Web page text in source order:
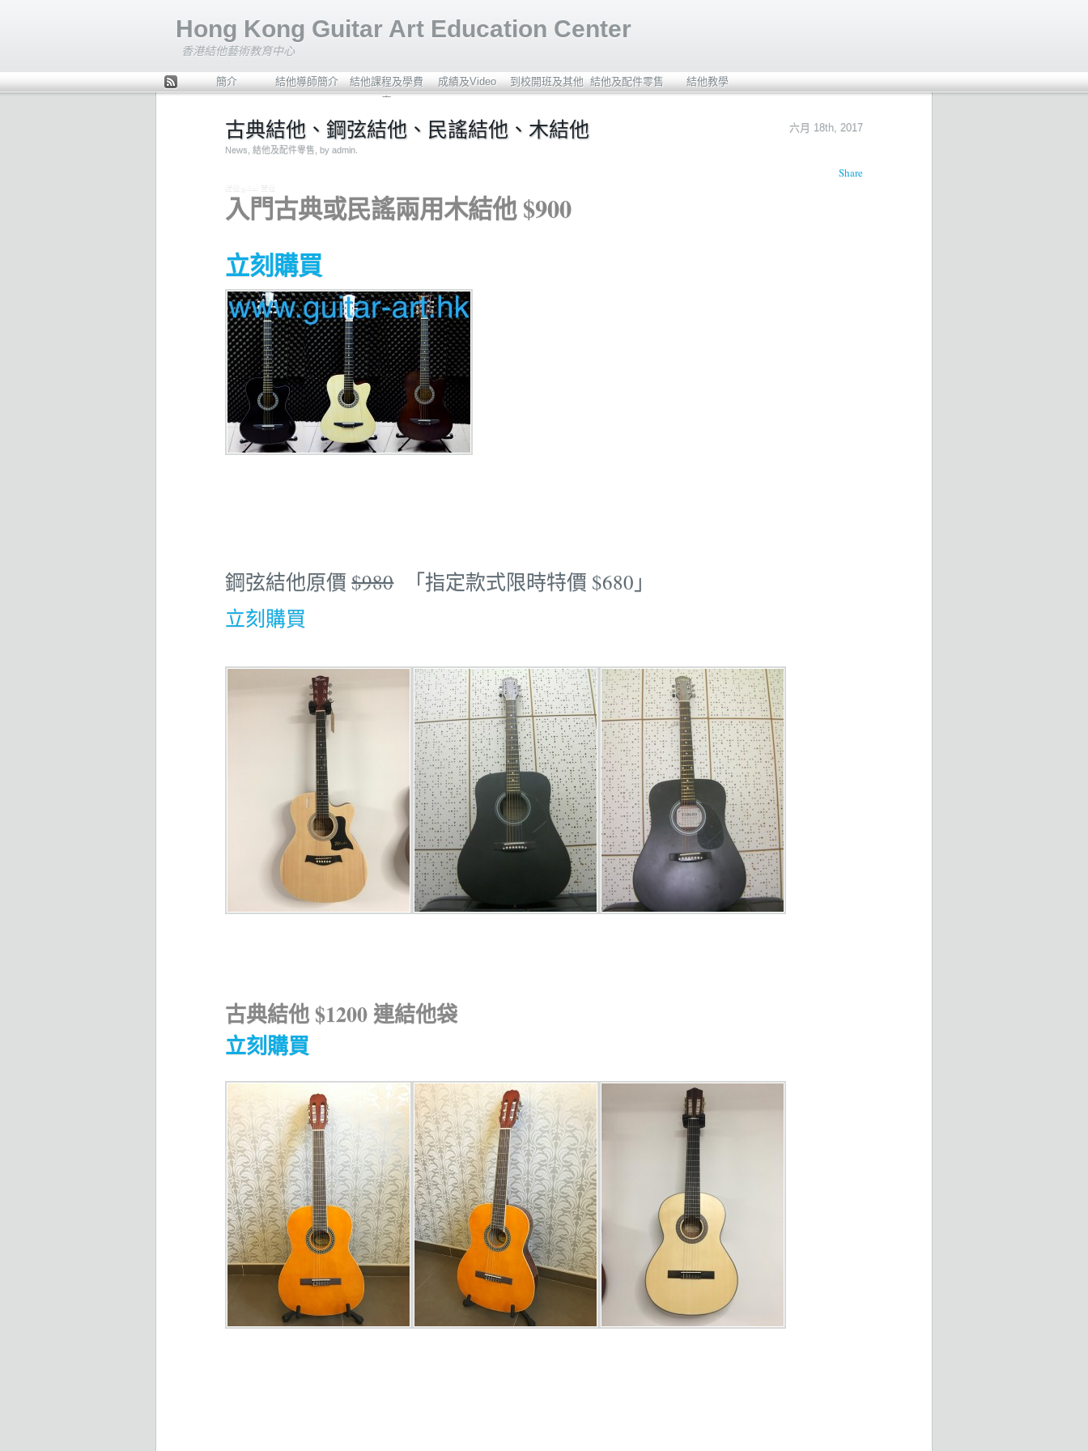
Hong Kong Guitar Art Education Center
香港結他藝術教育中心
簡介 結他導師簡介
結他課程及學費
表
成績及Video 到校開班及其他 結他及配件零售 結他教學
六月 18th, 2017
古典結他、鋼弦結他、民謠結他、木結他
News ,結他及配件零售 , by admin.
Share
結他 guitar 吉他
入門古典或民謠兩用木結他 $900
立刻購買
鋼弦結他原價$980「指定款式限時特價 $680」
立刻購買
古典結他 $1200 連結他袋
立刻購買